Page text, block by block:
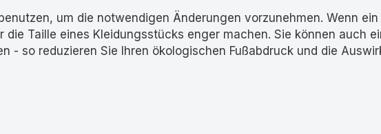
um die notwendigen Änderungen vorzunehmen. Wenn
Taille eines Kleidungsstücks enger machen. Sie können auch
- so reduzieren Sie Ihren ökologischen Fußabdruck und die